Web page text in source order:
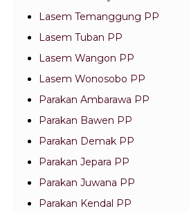
Lasem Temanggung PP
Lasem Tuban PP
Lasem Wangon PP
Lasem Wonosobo PP
Parakan Ambarawa PP
Parakan Bawen PP
Parakan Demak PP
Parakan Jepara PP
Parakan Juwana PP
Parakan Kendal PP